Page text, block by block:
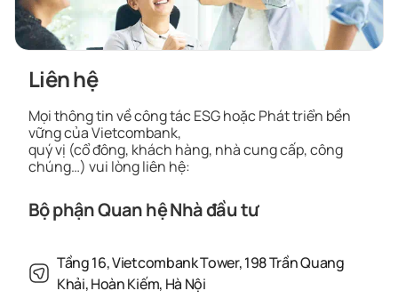
Liên hệ
Mọi thông tin về công tác ESG hoặc Phát triển bền
vững của Vietcombank,
quý vị (cổ đông, khách hàng, nhà cung cấp, công
chúng…) vui lòng liên hệ:
Bộ phận Quan hệ Nhà đầu tư
Tầng 16, Vietcombank Tower, 198 Trần Quang
Khải, Hoàn Kiếm, Hà Nội